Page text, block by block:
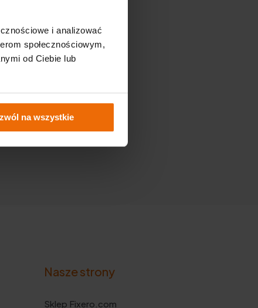
i analizować
społecznościowym,
od Ciebie lub
na wszystkie
Nasze strony
Sklep Fixero.com